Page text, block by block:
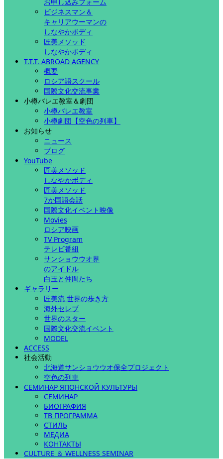
ビジネスマン＆
キャリアウーマンの
しなやかボディ
匠美メソッド
しなやかボディ
T.T.T. ABROAD AGENCY
概要
ロシア語スクール
国際文化交流事業
小樽バレエ教室＆劇団
小樽バレエ教室
小樽劇団【空色の列車】
お知らせ
ニュース
ブログ
YouTube
匠美メソッド
しなやかボディ
匠美メソッド
7か国語会話
国際文化イベント映像
Movies
ロシア映画
TV Program
テレビ番組
サンショウウオ界
のアイドル
白玉と仲間たち
ギャラリー
匠美流 世界の歩き方
海外セレブ
世界のスター
国際文化交流イベント
MODEL
ACCESS
社会活動
北海道サンショウウオ保全プロジェクト
空色の列車
СЕМИНАР ЯПОНСКОЙ КУЛЬТУРЫ
СЕМИНАР
БИОГРАФИЯ
ТВ ПРОГРАММА
СТИЛЬ
МЕДИА
КОНТАКТЫ
CULTURE ＆ WELLNESS SEMINAR